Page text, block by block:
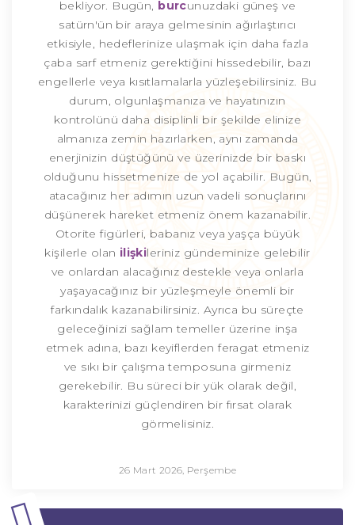
bekliyor. Bugün, burcunuzdaki güneş ve
satürn'ün bir araya gelmesinin ağırlaştırıcı
etkisiyle, hedeflerinize ulaşmak için daha fazla
çaba sarf etmeniz gerektiğini hissedebilir, bazı
engellerle veya kısıtlamalarla yüzleşebilirsiniz. Bu
durum, olgunlaşmanıza ve hayatınızın
kontrolünü daha disiplinli bir şekilde elinize
almanıza zemin hazırlarken, aynı zamanda
enerjinizin düştüğünü ve üzerinizde bir baskı
olduğunu hissetmenize de yol açabilir. Bugün,
atacağınız her adımın uzun vadeli sonuçlarını
düşünerek hareket etmeniz önem kazanabilir.
Otorite figürleri, babanız veya yaşça büyük
kişilerle olan ilişkileriniz gündeminize gelebilir
ve onlardan alacağınız destekle veya onlarla
yaşayacağınız bir yüzleşmeyle önemli bir
farkındalık kazanabilirsiniz. Ayrıca bu süreçte
geleceğinizi sağlam temeller üzerine inşa
etmek adına, bazı keyiflerden feragat etmeniz
ve sıkı bir çalışma temposuna girmeniz
gerekebilir. Bu süreci bir yük olarak değil,
karakterinizi güçlendiren bir fırsat olarak
görmelisiniz.
26 Mart 2026, Perşembe